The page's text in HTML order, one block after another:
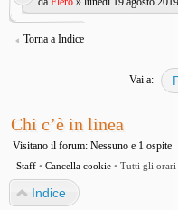
Torna a Indice
Vai a:
Chi c’è in linea
Visitano il forum: Nessuno e 1 ospite
Staff • Cancella cookie • Tutti gli orari
Indice